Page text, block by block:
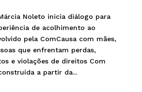
Noleto inicia diálogo para
de acolhimento ao
pela ComCausa com mães,
que enfrentam perdas,
e violações de direitos Com
a partir da...